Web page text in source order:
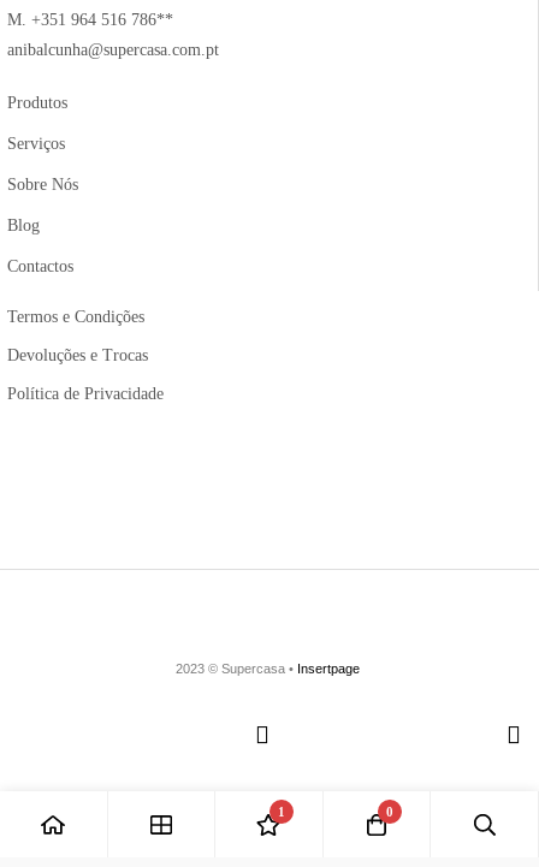
M. +351 964 516 786**
anibalcunha@supercasa.com.pt
Produtos
Serviços
Sobre Nós
Blog
Contactos
Termos e Condições
Devoluções e Trocas
Política de Privacidade
2023 © Supercasa • Insertpage
1 0